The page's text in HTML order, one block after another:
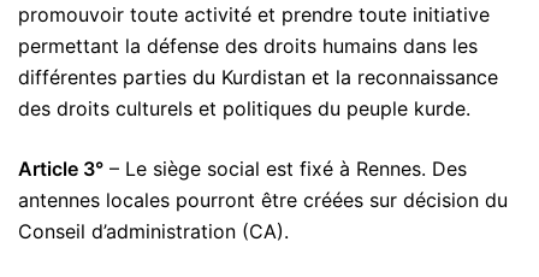
promouvoir toute activité et prendre toute initiative
permettant la défense des droits humains dans les
différentes parties du Kurdistan et la reconnaissance
des droits culturels et politiques du peuple kurde.
Article 3° – Le siège social est fixé à Rennes. Des
antennes locales pourront être créées sur décision du
Conseil d’administration (CA).